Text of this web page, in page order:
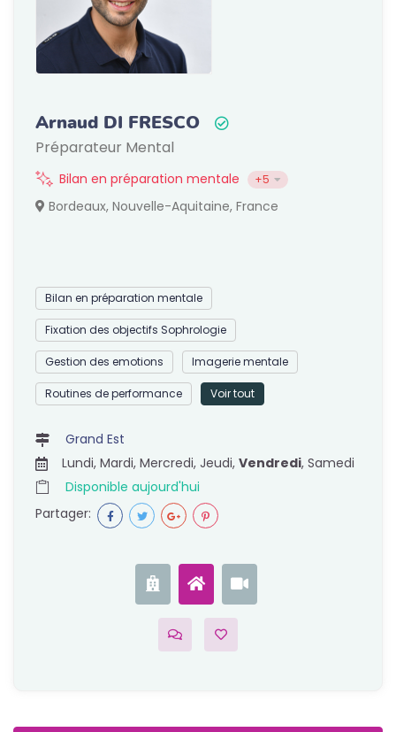
Arnaud DI FRESCO
Préparateur Mental
Bilan en préparation mentale +5
Bordeaux, Nouvelle-Aquitaine, France
Bilan en préparation mentale
Fixation des objectifs Sophrologie
Gestion des emotions Imagerie mentale
Routines de performance Voir tout
Grand Est
Lundi, Mardi, Mercredi, Jeudi, Vendredi, Samedi
Disponible aujourd'hui
Partager: